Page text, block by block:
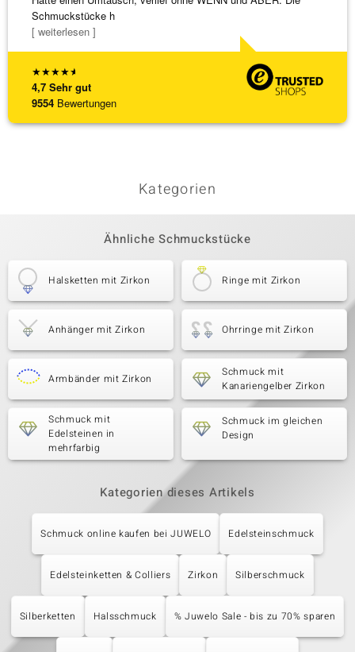
★★★★★
4,7 Sehr gut
9554 Bewertungen
Schmuckstücke h
[ weiterlesen ]
Kategorien
Ähnliche Schmuckstücke
Halsketten mit Zirkon Ringe mit Zirkon
Anhänger mit Zirkon Ohrringe mit Zirkon
Armbänder mit Zirkon
Schmuck mit
Kanariengelber Zirkon
Schmuck mit
Edelsteinen in
mehrfarbig
Schmuck im gleichen
Design
Kategorien dieses Artikels
Schmuck online kaufen bei JUWELO Edelsteinschmuck
Edelsteinketten & Colliers Zirkon Silberschmuck
Silberketten Halsschmuck % Juwelo Sale - bis zu 70% sparen